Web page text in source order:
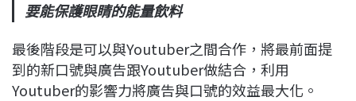
要能保護眼睛的能量飲料
最後階段是可以與Youtuber之間合作，將最前面提
到的新口號與廣告跟Youtuber做結合，利用
Youtuber的影響力將廣告與口號的效益最大化。